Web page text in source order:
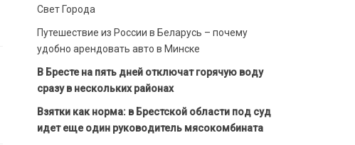
Свет Города
Путешествие из России в Беларусь – почему
удобно арендовать авто в Минске
В Бресте на пять дней отключат горячую воду
сразу в нескольких районах
Взятки как норма: в Брестской области под суд
идет еще один руководитель мясокомбината